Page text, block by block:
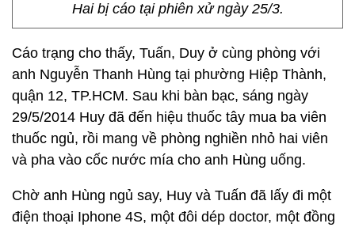
Hai bị cáo tại phiên xử ngày 25/3.
Cáo trạng cho thấy, Tuấn, Duy ở cùng phòng với
anh Nguyễn Thanh Hùng tại phường Hiệp Thành,
quận 12, TP.HCM. Sau khi bàn bạc, sáng ngày
29/5/2014 Huy đã đến hiệu thuốc tây mua ba viên
thuốc ngủ, rồi mang về phòng nghiền nhỏ hai viên
và pha vào cốc nước mía cho anh Hùng uống.
Chờ anh Hùng ngủ say, Huy và Tuấn đã lấy đi một
điện thoại Iphone 4S, một đôi dép doctor, một đồng